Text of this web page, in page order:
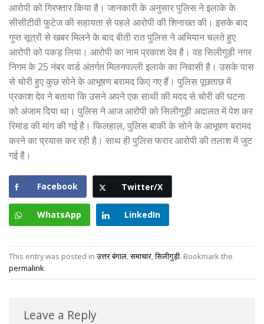
आरोपी को गिरफ्तार किया है। जानकारी के अनुसार पुलिस ने इलाके के
सीसीटीवी फुटेज की सहायता से पहले आरोपी की शिनाख्त की। इसके बाद
गुप्त सूत्रों से खबर मिलने के बाद बीती रात पुलिस ने अभियान चलते हुए
आरोपी को पकड़ लिया। आरोपी का नाम प्रकाश देव है। वह सिलीगुड़ी नगर
निगम के 25 नंबर वार्ड अंतर्गत मिलनपल्ली इलाके का निवासी है। उसके पास
से चोरी हुए कुछ सोने के आभूषण बरामद किए गए हैं। पुलिस पूछताछ में
प्रकाश देव ने बताया कि उसने अपने एक साथी की मदद से चोरी की घटना
को अंजाम दिया था। पुलिस ने आज आरोपी को सिलीगुड़ी अदालत में पेश कर
रिमांड की मांग की गई है। फिलहाल, पुलिस बाकी के सोने के आभूषण बरामद
करने का प्रयास कर रही है। साथ ही पुलिस फरार आरोपी की तलाश में जुट
गई है।
Facebook Twitter/X
WhatsApp LinkedIn
This entry was posted inउत्तर बंगाल,समाचार,सिलीगुड़ी. Bookmark the
permalink.
Leave a Reply